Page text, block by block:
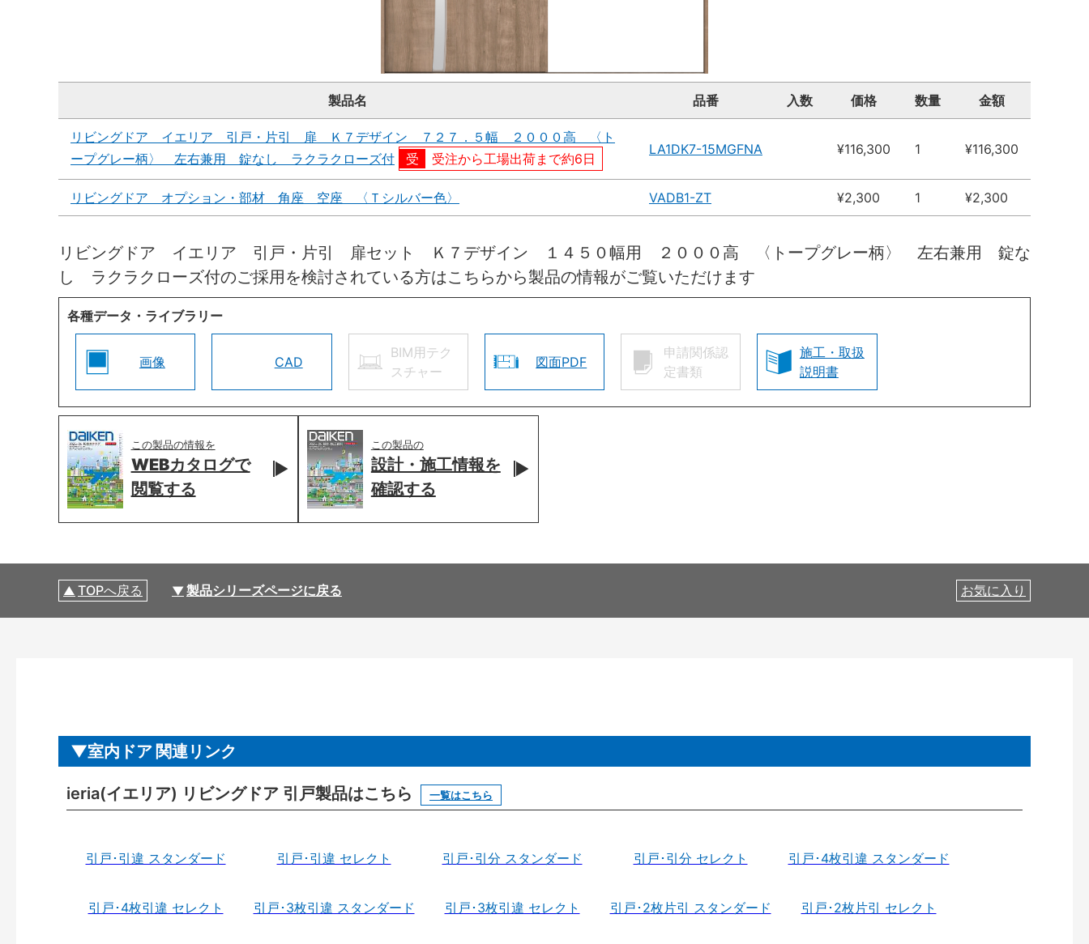
製品名 品番 入数 価格 数量 金額
リビングドア イエリア 引戸・片引 扉 Ｋ７デザイン ７２７．５幅 ２０００高 〈ト
ープグレー柄〉 左右兼用 錠なし ラクラクローズ付
受注から工場出荷まで約6日
LA1DK7-15MGFNA ¥116,300 1 ¥116,300
リビングドア オプション・部材 角座 空座 〈Ｔシルバー色〉 VADB1-ZT ¥2,300 1 ¥2,300
リビングドア イエリア 引戸・片引 扉セット Ｋ７デザイン １４５０幅用 ２０００高 〈トープグレー柄〉 左右兼用 錠な
し ラクラクローズ付のご採用を検討されている方はこちらから製品の情報がご覧いただけます
各種データ・ライブラリー
画像 CAD
BIM用テク
スチャー
図面PDF
申請関係認
定書類
施工・取扱
説明書
この製品の情報を
WEBカタログで
閲覧する
この製品の
設計・施工情報を
確認する
TOPへ戻る 製品シリーズページに戻る お気に入り
室内ドア 関連リンク
ieria(イエリア) リビングドア 引戸製品はこちら 一覧はこちら
引戸･引違 スタンダード 引戸･引違 セレクト 引戸･引分 スタンダード 引戸･引分 セレクト 引戸･4枚引違 スタンダード
引戸･4枚引違 セレクト 引戸･3枚引違 スタンダード 引戸･3枚引違 セレクト 引戸･2枚片引 スタンダード 引戸･2枚片引 セレクト